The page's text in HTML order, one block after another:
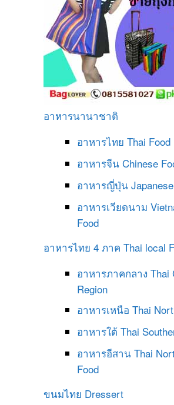
อาหารนานาชาติ
อาหารไทย Thai Food
อาหารจีน Chinese
อาหารญี่ปุ่น
อาหารเวียดนาม
Food
อาหารไทย 4 ภาค Thai local
อาหารภาคกลาง Thai
Region
อาหารเหนือ Thai
อาหารใต้ Thai
อาหารอีสาน Thai
Food
ขนมไทย Dressert